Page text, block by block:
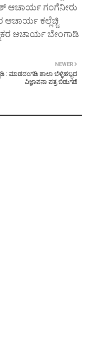
ಆಚಾರ್ಯ ಗಂಗೆನೀರು
ಆಚಾರ್ಯ ಕಲ್ಲೆಚ್ಚಿ
ಆಚಾರ್ಯ ಬೇಂಗಾಡಿ
NEWER
: ಮಾಡದಂಗಡಿ ಶಾಲಾ ಬೆಳ್ಳಿಹಬ್ಬದ
ವಿಜ್ಞಾಪನಾ ಪತ್ರ ಬಿಡುಗಡೆ